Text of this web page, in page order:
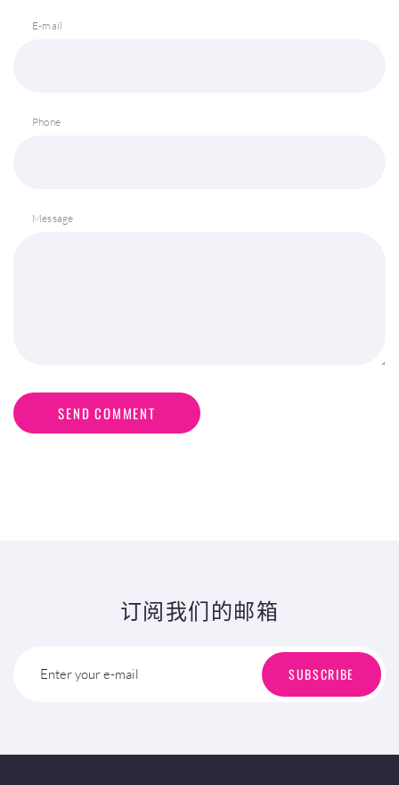
E-mail
Phone
Message
SEND COMMENT
订阅我们的邮箱
Enter your e-mail SUBSCRIBE